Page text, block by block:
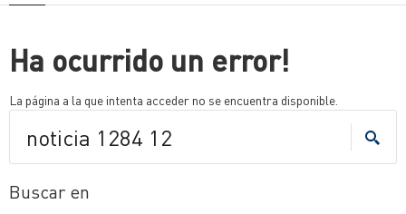
Ha ocurrido un error!
La página a la que intenta acceder no se encuentra disponible.
Buscar en